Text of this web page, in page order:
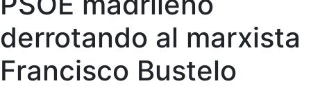
derrotando al marxista
Francisco Bustelo